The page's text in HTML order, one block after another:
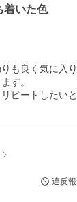
着いた色
も良く気に入り
す。
ピートしたいと
違反